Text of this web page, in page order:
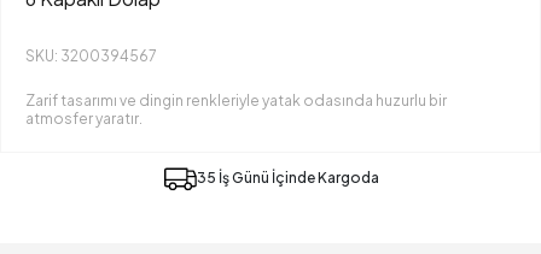
SKU: 3200394567
Zarif tasarımı ve dingin renkleriyle yatak odasında huzurlu bir
atmosfer yaratır.
35 İş Günü İçinde Kargoda